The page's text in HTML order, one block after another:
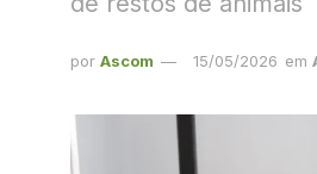
por Ascom 15/05/2026 em